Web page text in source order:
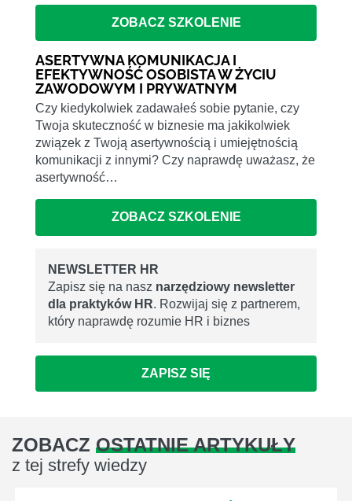
ZOBACZ SZKOLENIE
ASERTYWNA KOMUNIKACJA I
EFEKTYWNOŚĆ OSOBISTA W ŻYCIU
ZAWODOWYM I PRYWATNYM
Czy kiedykolwiek zadawałeś sobie pytanie, czy
Twoja skuteczność w biznesie ma jakikolwiek
związek z Twoją asertywnością i umiejętnością
komunikacji z innymi? Czy naprawdę uważasz, że
asertywność…
ZOBACZ SZKOLENIE
NEWSLETTER HR
Zapisz się na nasz narzędziowy newsletter
dla praktyków HR. Rozwijaj się z partnerem,
który naprawdę rozumie HR i biznes
ZAPISZ SIĘ
ZOBACZ OSTATNIE ARTYKUŁY
z tej strefy wiedzy